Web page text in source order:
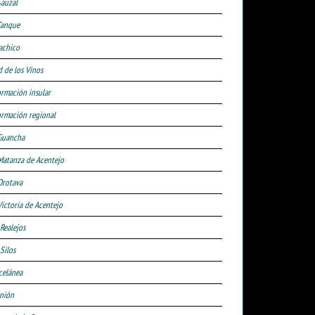
de los Vinos
insular
regional
de Acentejo
de Acentejo